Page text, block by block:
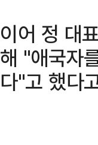
이어 정 대
해 "애국자
다"고 했다